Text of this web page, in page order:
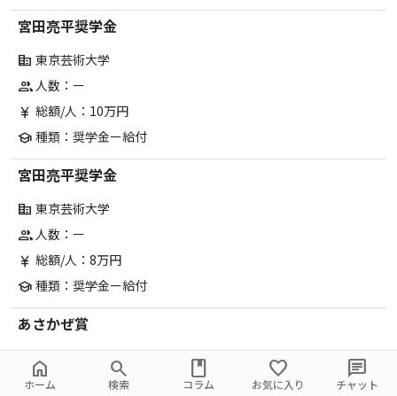
宮田亮平奨学金
corporate_fare 東京芸術大学
group人数：ー
currency_yen 総額/人：10万円
school 種類：奨学金ー給付
宮田亮平奨学金
corporate_fare 東京芸術大学
group人数：ー
currency_yen 総額/人：8万円
school 種類：奨学金ー給付
あさかぜ賞
東京芸術大学
group人数：ー
home
ホーム
search
検索
book
コラム
favorite
お気に入り
chat
チャット